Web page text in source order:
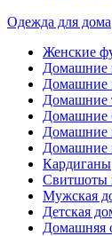
Одежда для дома
Женские
Домашние
Домашние
Домашние
Домашние
Домашние
Домашние
Кардиганы
Свитшоты
Мужская
Детская
Домашняя